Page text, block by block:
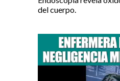
del cuerpo.